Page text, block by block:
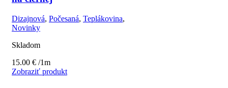
Dizajnová, Počesaná, Teplákovina,
Novinky
Skladom
15.00 € /1m
Zobraziť produkt